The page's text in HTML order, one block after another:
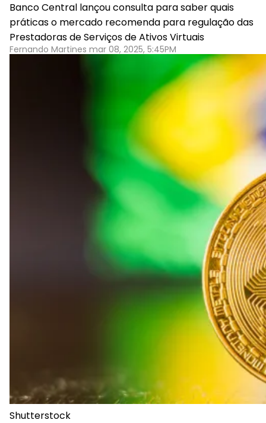
Banco Central lançou consulta para saber quais
práticas o mercado recomenda para regulação das
Prestadoras de Serviços de Ativos Virtuais
Fernando Martines mar 08, 2025, 5:45PM
Shutterstock